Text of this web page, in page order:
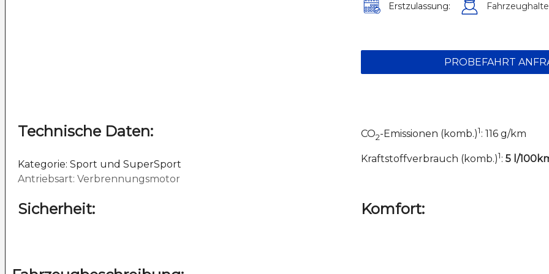
Erstzulassung:
PROBEFAHRT
Technische Daten:
Kategorie: Sport und SuperSport
Antriebsart: Verbrennungsmotor
CO2-Emissionen (komb.)1: 116 g/km
Kraftstoffverbrauch (komb.)1: 5 l/
Sicherheit: Komfort: